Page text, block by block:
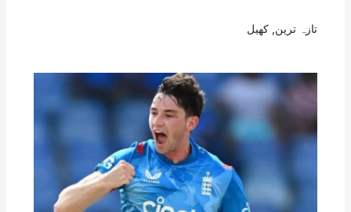
تازہ ترین کھیل